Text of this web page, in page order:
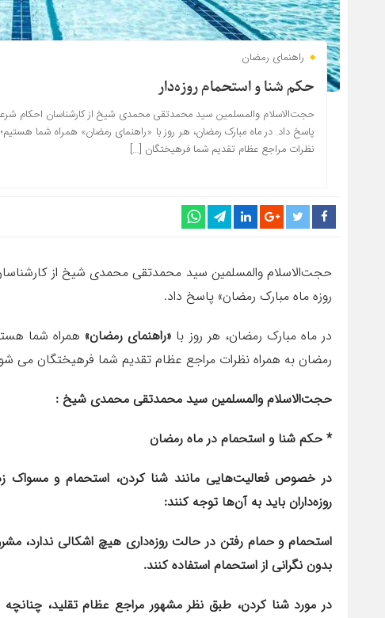
راهنمای رمضان
حکم شنا و استحمام روزه‌دار
حجت‌الاسلام والمسلمین سید محمدتقی محمدی شیخ از کارشناسان احکام
پاسخ داد. در ماه مبارک رمضان، هر روز با «راهنمای رمضان» همراه شما
نظرات مراجع عظام تقدیم شما فرهیختگان […]
حجت‌الاسلام والمسلمین سید محمدتقی محمدی شیخ از
روزه ماه مبارک رمضان» پاسخ داد.
در ماه مبارک رمضان، هر روز با «راهنمای رمضان» همراه شما
رمضان به همراه نظرات مراجع عظام تقدیم شما فرهیختگان می
حجت‌الاسلام والمسلمین سید محمدتقی محمدی شیخ :
* حکم شنا و استحمام در ماه رمضان
در خصوص فعالیت‌هایی مانند شنا کردن، استحمام و مسواک
روزه‌داران باید به آن‌ها توجه کنند:
استحمام و حمام رفتن در حالت روزه‌داری هیچ اشکالی ندارد،
بدون نگرانی از استحمام استفاده کنند.
در مورد شنا کردن، طبق نظر مشهور مراجع عظام تقلید،